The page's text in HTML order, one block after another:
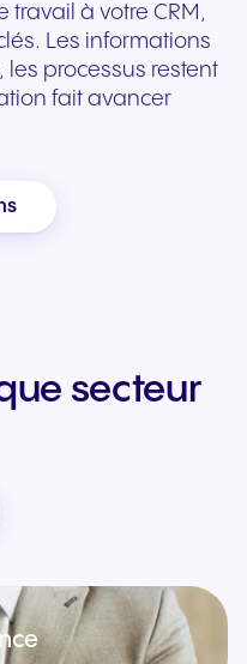
travail à votre CRM,
Les informations
processus restent
fait avancer
secteur